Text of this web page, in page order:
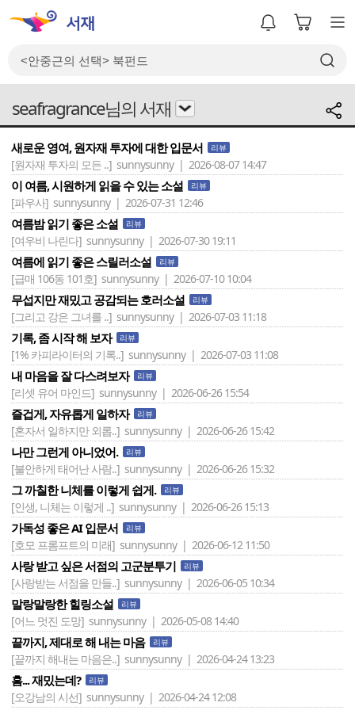
seafragrance님의 서재
새로운 영여, 원자재 투자에 대한 입문서 리뷰
[원자재 투자의 모든 ..] sunnysunny | 2026-08-07 14:47
이 여름, 시원하게 읽을 수 있는 소설 리뷰
[파우사] sunnysunny | 2026-07-31 12:46
여름밤 읽기 좋은 소설 리뷰
[여우비 나린다] sunnysunny | 2026-07-30 19:11
여름에 읽기 좋은 스릴러소설 리뷰
[급매 106동 101호] sunnysunny | 2026-07-10 10:04
무섭지만 재밌고 공감되는 호러소설 리뷰
[그리고 강은 그녀를 ..] sunnysunny | 2026-07-03 11:18
기록, 좀 시작 해 보자 리뷰
[1% 카피라이터의 기록..] sunnysunny | 2026-07-03 11:08
내 마음을 잘 다스려보자 리뷰
[리셋 유어 마인드] sunnysunny | 2026-06-26 15:54
즐겁게, 자유롭게 일하자 리뷰
[혼자서 일하지만 외롭..] sunnysunny | 2026-06-26 15:42
나만 그런게 아니었어. 리뷰
[불안하게 태어난 사람..] sunnysunny | 2026-06-26 15:32
그 까칠한 니체를 이렇게 쉽게. 리뷰
[인생, 니체는 이렇게 ..] sunnysunny | 2026-06-26 15:13
가독성 좋은 AI 입문서 리뷰
[호모 프롬프트의 미래] sunnysunny | 2026-06-12 11:50
사랑 받고 싶은 서점의 고군분투기 리뷰
[사랑받는 서점을 만들..] sunnysunny | 2026-06-05 10:34
말랑말랑한 힐링소설 리뷰
[어느 멋진 도망] sunnysunny | 2026-05-08 14:40
끝까지, 제대로 해 내는 마음 리뷰
[끝까지 해내는 마음은..] sunnysunny | 2026-04-24 13:23
흠... 재밌는데? 리뷰
[오강남의 시선] sunnysunny | 2026-04-24 12:08